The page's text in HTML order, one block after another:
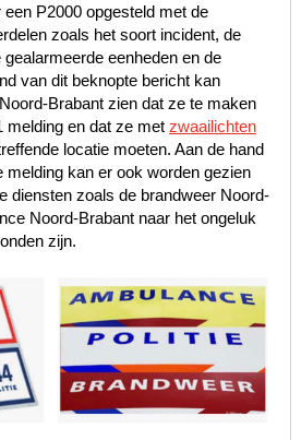
P2000 opgesteld met de
zoals het soort incident, de
gealarmeerde eenheden en de
van dit beknopte bericht kan
Brabant zien dat ze te maken
melding en dat ze met zwaailichten
locatie moeten. Aan de hand
melding kan er ook worden gezien
diensten zoals de brandweer Noord-
Noord-Brabant naar het ongeluk
zijn.